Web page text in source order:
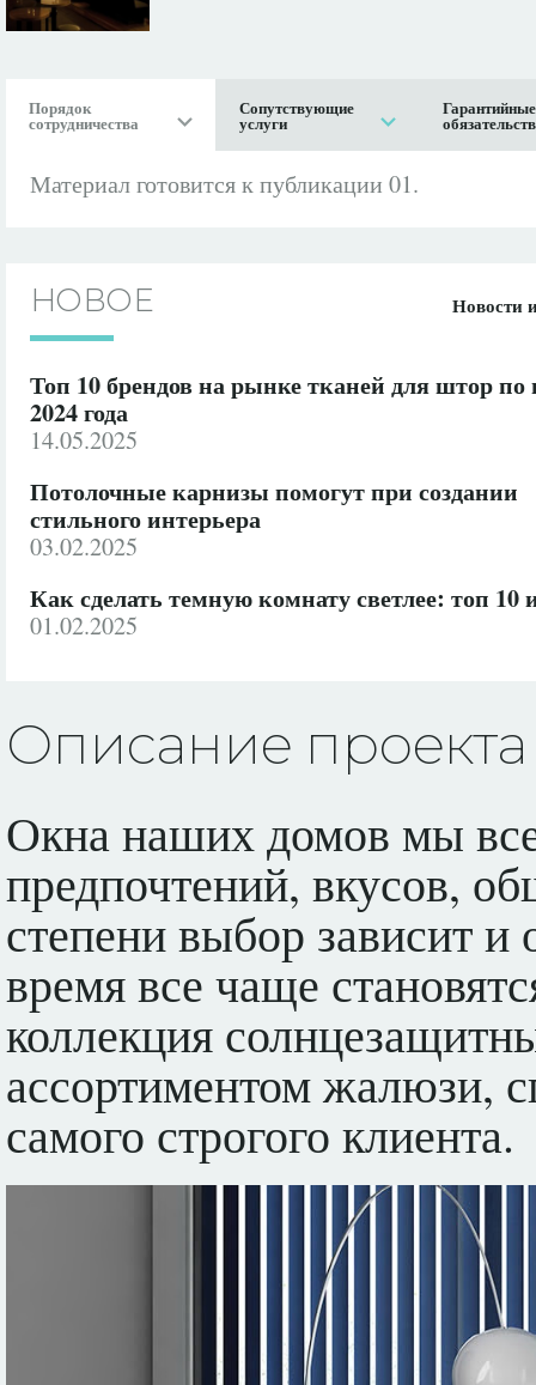
Порядок
сотрудничества
Сопутствующие
услуги
Гарантийные
Материал готовится к публикации 01.
НОВОЕ
Топ 10 брендов на рынке тканей для штор по
2024 года
14.05.2025
Потолочные карнизы помогут при создании
стильного интерьера
03.02.2025
Как сделать темную комнату светлее: топ 10
01.02.2025
Новости
Описание проекта
Окна наших домов мы
предпочтений, вкусов,
степени выбор зависит
время все чаще
коллекция
ассортиментом жалюзи,
самого строгого клиента.